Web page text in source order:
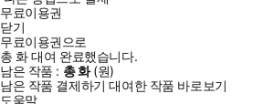
무료이용권
닫기
무료이용권으로
총 화대여 완료했습니다.
남은 작품 : 총화(원)
남은 작품 결제하기 대여한 작품 바로보기
도움말